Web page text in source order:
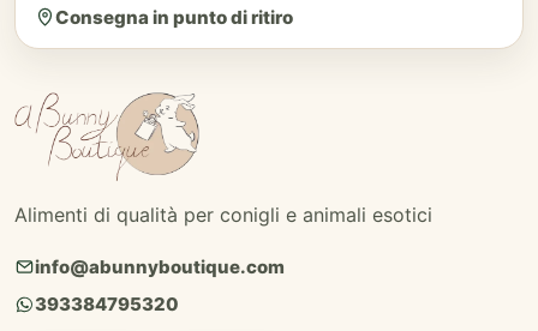
Consegna in punto di ritiro
Alimenti di qualità per conigli e animali esotici
info@abunnyboutique.com
393384795320